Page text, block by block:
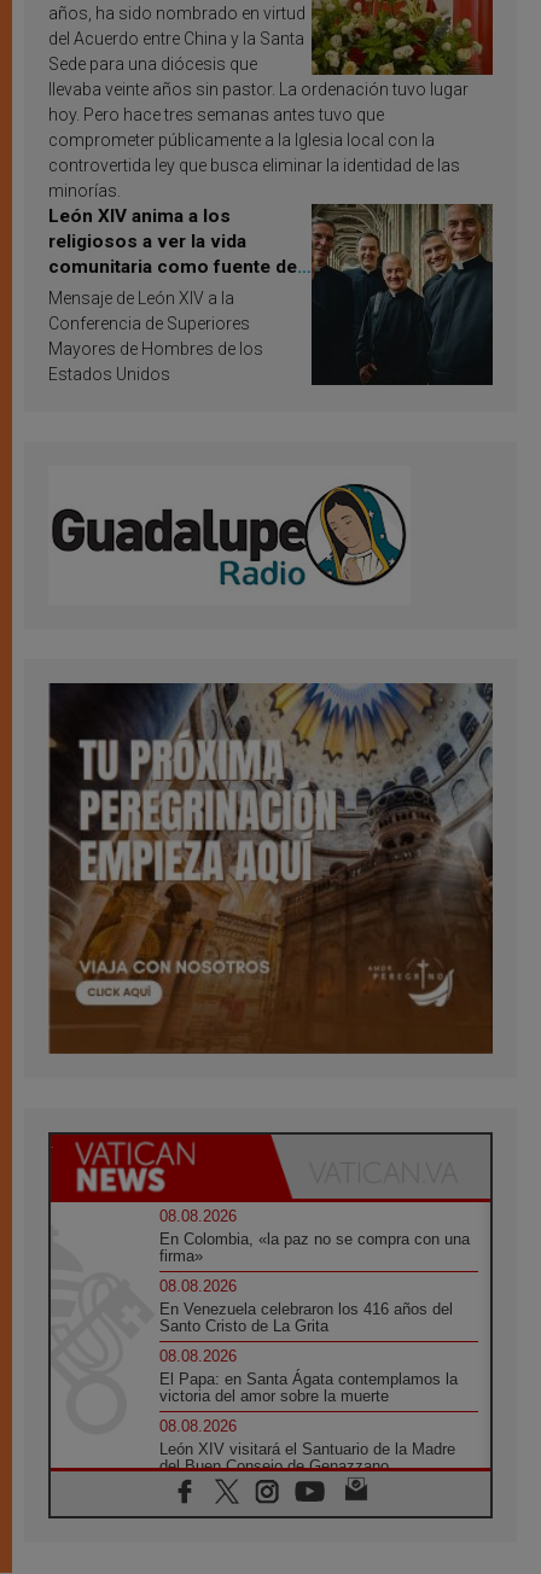
años, ha sido nombrado en virtud
del Acuerdo entre China y la Santa
Sede para una diócesis que
llevaba veinte años sin pastor. La ordenación tuvo lugar
hoy. Pero hace tres semanas antes tuvo que
comprometer públicamente a la Iglesia local con la
controvertida ley que busca eliminar la identidad de las
minorías.
León XIV anima a los
religiosos a ver la vida
comunitaria como fuente de
inspiración y santificación
Mensaje de León XIV a la
Conferencia de Superiores
Mayores de Hombres de los
Estados Unidos
08.08.2026
En Colombia, «la paz no se compra con una
firma»
08.08.2026
En Venezuela celebraron los 416 años del
Santo Cristo de La Grita
08.08.2026
El Papa: en Santa Ágata contemplamos la
victoria del amor sobre la muerte
08.08.2026
León XIV visitará el Santuario de la Madre
del Buen Consejo de Genazzano
07.08.2026
Filipinas: el Vicariato Apostólico de Calapán